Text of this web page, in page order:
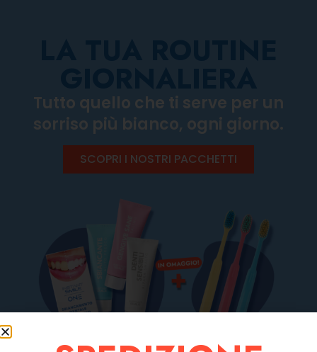
Tutto quello che ti serve per un
sorriso più bianco, ogni giorno.
SCOPRI I NOSTRI PACCHETTI